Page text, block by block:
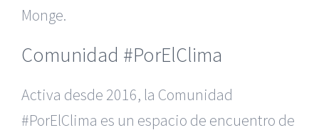
Monge.
Comunidad #PorElClima
Activa desde 2016, la Comunidad
#PorElClima es un espacio de encuentro de